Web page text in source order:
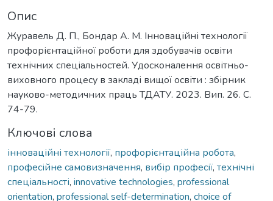
Опис
Журавель Д. П., Бондар А. М. Інноваційні технології
профорієнтаційної роботи для здобувачів освіти
технічних спеціальностей. Удосконалення освітньо-
виховного процесу в закладі вищої освіти : збірник
науково-методичних праць ТДАТУ. 2023. Вип. 26. С.
74-79.
Ключові слова
інноваційні технології, профорієнтаційна робота,
професійне самовизначення, вибір професії, технічні
спеціальності, innovative technologies, professional
orientation, professional self-determination, choice of